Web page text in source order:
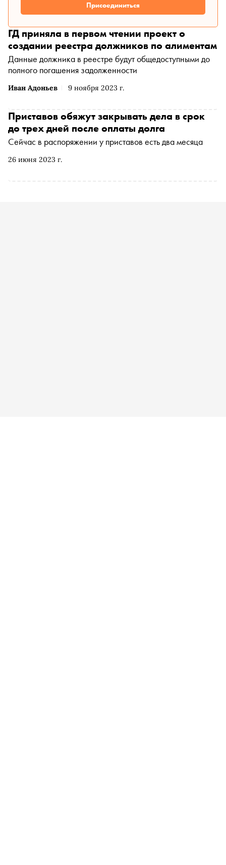
Присоединиться
Иван Адоньев 9 ноября 2023 г.
ГД приняла в первом чтении проект о
создании реестра должников по алиментам
Данные должника в реестре будут общедоступными до
полного погашения задолженности
26 июня 2023 г.
Приставов обяжут закрывать дела в срок
до трех дней после оплаты долга
Сейчас в распоряжении у приставов есть два месяца